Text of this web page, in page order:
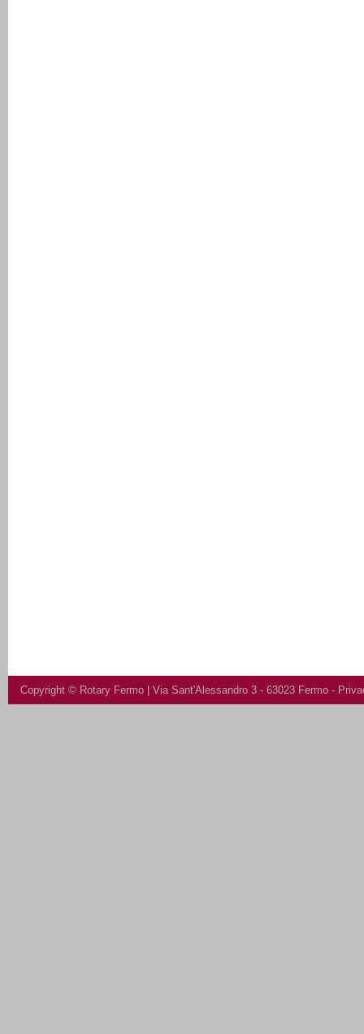
Copyright © Rotary Fermo | Via Sant'Alessandro 3 - 63023 Fermo -